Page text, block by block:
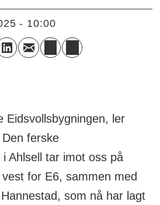
- 10:00
Eidsvollsbygningen, ler
ferske
i Ahlsell tar imot oss på
for E6, sammen med
som nå har lagt